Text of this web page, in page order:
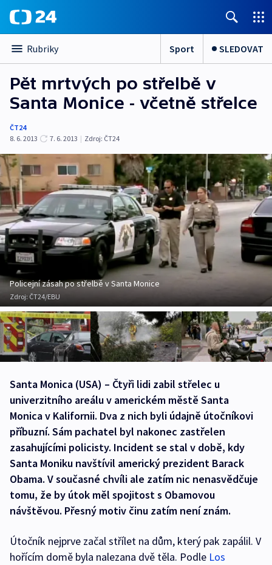
Rubriky Sport SLEDOVAT
Pět mrtvých po střelbě v
Santa Monice - včetně střelce
ČT24
8. 6. 2013
7. 6. 2013 | Zdroj: ČT24
Policejní zásah po střelbě v Santa Monice
Zdroj: ČT24/EBU
Santa Monica (USA) – Čtyři lidi zabil střelec u
univerzitního areálu v americkém městě Santa
Monica v Kalifornii. Dva z nich byli údajně útočníkovi
příbuzní. Sám pachatel byl nakonec zastřelen
zasahujícími policisty. Incident se stal v době, kdy
Santa Moniku navštívil americký prezident Barack
Obama. V současné chvíli ale zatím nic nenasvědčuje
tomu, že by útok měl spojitost s Obamovou
návštěvou. Přesný motiv činu zatím není znám.
Útočník nejprve začal střílet na dům, který pak zapálil. V
hořícím domě byla nalezana dvě těla. Podle Los